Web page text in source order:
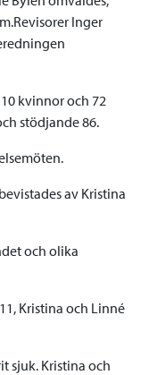
Inger
kvinnor och 72
stödjande 86.
av Kristina
och olika
Kristina och Linné
sjuk. Kristina och